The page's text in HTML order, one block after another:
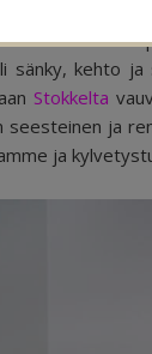
alkaa
sänky, kehto
Stokkelta
ja
ja